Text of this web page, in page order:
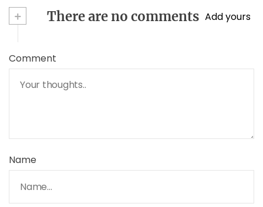
+ There are no comments Add yours
Comment
Name